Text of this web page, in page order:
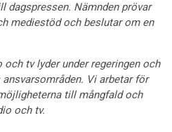
Nämnden prövar
mediestöd och beslutar om en
tv lyder under regeringen och
Vi arbetar för
till mångfald och
och tv.